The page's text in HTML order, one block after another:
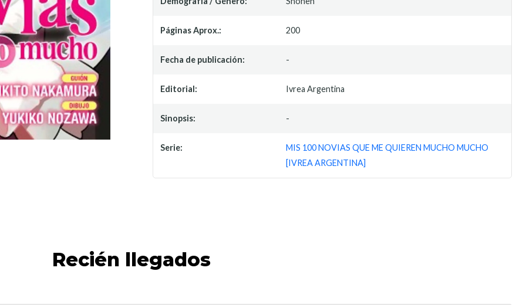
Páginas Aprox.: 200
Fecha de publicación: -
Editorial: Ivrea Argentina
Sinopsis: -
Serie:
MIS 100 NOVIAS QUE ME QUIEREN MUCHO MUCHO
[IVREA ARGENTINA]
Recién llegados